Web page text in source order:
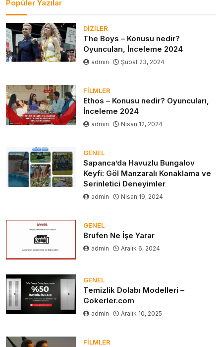
Popüler Yazılar
DIZILER
The Boys – Konusu nedir?
Oyuncuları, İnceleme 2024
admin Şubat 23, 2024
FILMLER
Ethos – Konusu nedir? Oyuncuları,
İnceleme 2024
admin Nisan 12, 2024
GENEL
Sapanca’da Havuzlu Bungalov
Keyfi: Göl Manzaralı Konaklama ve
Serinletici Deneyimler
admin Nisan 19, 2024
GENEL
Brufen Ne İşe Yarar
admin Aralık 6, 2024
GENEL
Temizlik Dolabı Modelleri –
Gokerler.com
admin Aralık 10, 2025
FILMLER